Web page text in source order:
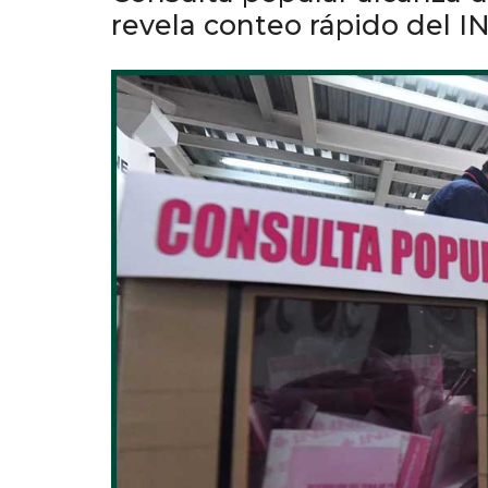
revela conteo rápido del